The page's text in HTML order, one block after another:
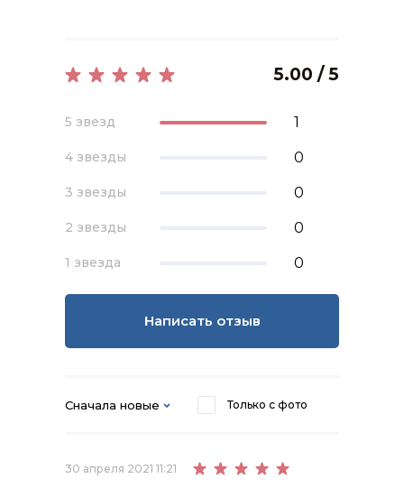
5.00 / 5
5 звезд 1
4 звезды 0
3 звезды 0
2 звезды 0
1 звезда 0
Написать отзыв
Сначала новые Только с фото
30 апреля 2021 11:21